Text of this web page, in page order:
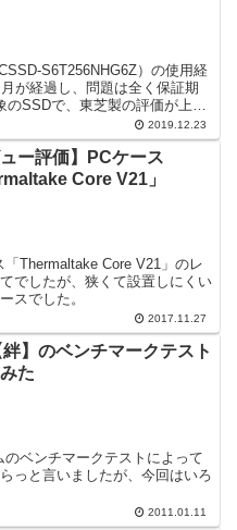
S6T256NHG6Z）の使用経
が経過し、問題は全く保証期
SSDで、東芝製の評価が上が
2019.12.23
ュー評価】PCケース
Core V21」
Thermaltake Core V21」のレ
でしたが、狭くて設置しにくい
スでした。
2017.11.27
絆】のベンチマークテスト
た
ベンチマークテストによって
っと言いましたが、今回はいろ
2011.01.11